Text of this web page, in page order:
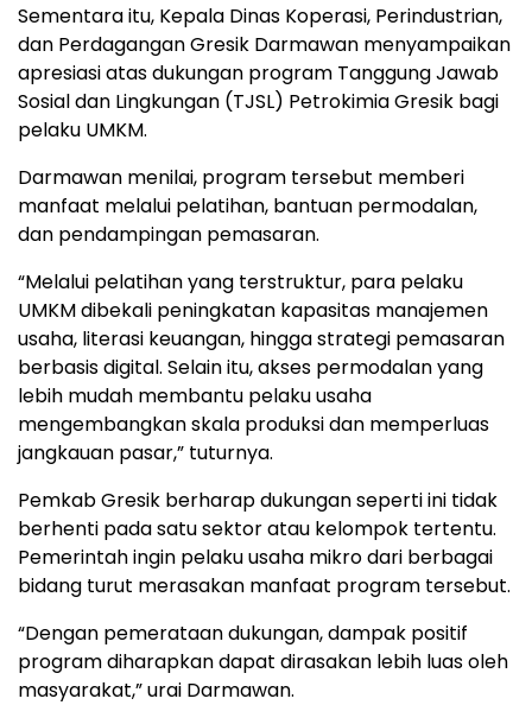
Sementara itu, Kepala Dinas Koperasi, Perindustrian,
dan Perdagangan Gresik Darmawan menyampaikan
apresiasi atas dukungan program Tanggung Jawab
Sosial dan Lingkungan (TJSL) Petrokimia Gresik bagi
pelaku UMKM.
Darmawan menilai, program tersebut memberi
manfaat melalui pelatihan, bantuan permodalan,
dan pendampingan pemasaran.
“Melalui pelatihan yang terstruktur, para pelaku
UMKM dibekali peningkatan kapasitas manajemen
usaha, literasi keuangan, hingga strategi pemasaran
berbasis digital. Selain itu, akses permodalan yang
lebih mudah membantu pelaku usaha
mengembangkan skala produksi dan memperluas
jangkauan pasar,” tuturnya.
Pemkab Gresik berharap dukungan seperti ini tidak
berhenti pada satu sektor atau kelompok tertentu.
Pemerintah ingin pelaku usaha mikro dari berbagai
bidang turut merasakan manfaat program tersebut.
“Dengan pemerataan dukungan, dampak positif
program diharapkan dapat dirasakan lebih luas oleh
masyarakat,” urai Darmawan.